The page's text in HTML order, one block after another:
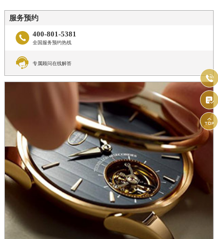
服务预约
 400-801-5381
全国服务预约热线
 专属顾问在线解答


